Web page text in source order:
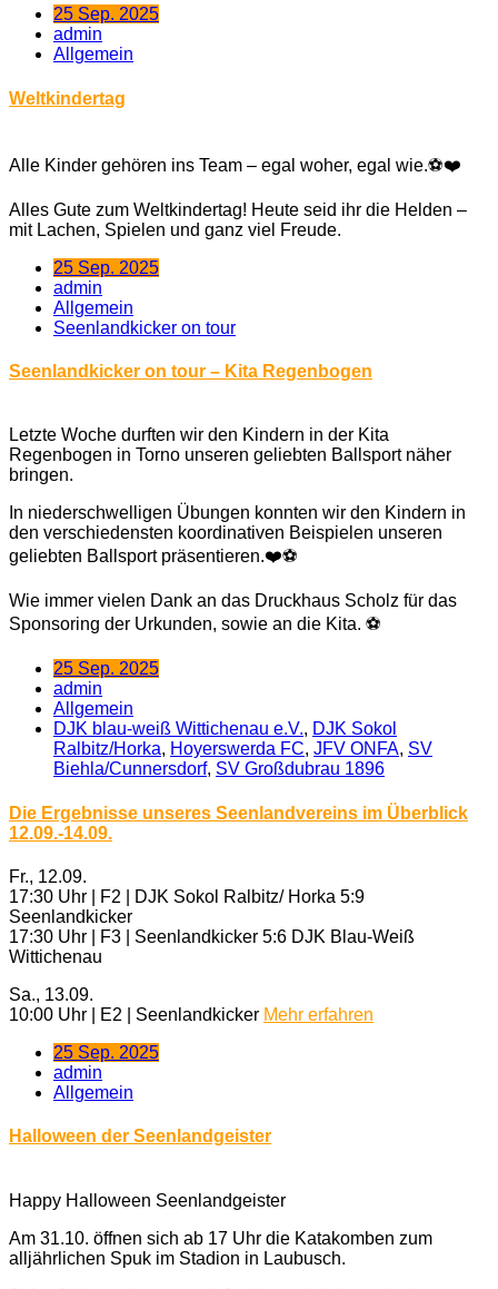
25 Sep. 2025
admin
Allgemein
Weltkindertag
Alle Kinder gehören ins Team – egal woher, egal wie.⚽❤️
Alles Gute zum Weltkindertag! Heute seid ihr die Helden –
mit Lachen, Spielen und ganz viel Freude.
25 Sep. 2025
admin
Allgemein
Seenlandkicker on tour
Seenlandkicker on tour – Kita Regenbogen
Letzte Woche durften wir den Kindern in der Kita
Regenbogen in Torno unseren geliebten Ballsport näher
bringen.
In niederschwelligen Übungen konnten wir den Kindern in
den verschiedensten koordinativen Beispielen unseren
geliebten Ballsport präsentieren.❤️⚽
Wie immer vielen Dank an das Druckhaus Scholz für das
Sponsoring der Urkunden, sowie an die Kita. ⚽
25 Sep. 2025
admin
Allgemein
DJK blau-weiß Wittichenau e.V., DJK Sokol
Ralbitz/Horka, Hoyerswerda FC, JFV ONFA, SV
Biehla/Cunnersdorf, SV Großdubrau 1896
Die Ergebnisse unseres Seenlandvereins im Überblick
12.09.-14.09.
Fr., 12.09.
17:30 Uhr | F2 | DJK Sokol Ralbitz/ Horka 5:9
Seenlandkicker
17:30 Uhr | F3 | Seenlandkicker 5:6 DJK Blau-Weiß
Wittichenau
Sa., 13.09.
10:00 Uhr | E2 | Seenlandkicker Mehr erfahren
25 Sep. 2025
admin
Allgemein
Halloween der Seenlandgeister
Happy Halloween Seenlandgeister
Am 31.10. öffnen sich ab 17 Uhr die Katakomben zum
alljährlichen Spuk im Stadion in Laubusch.